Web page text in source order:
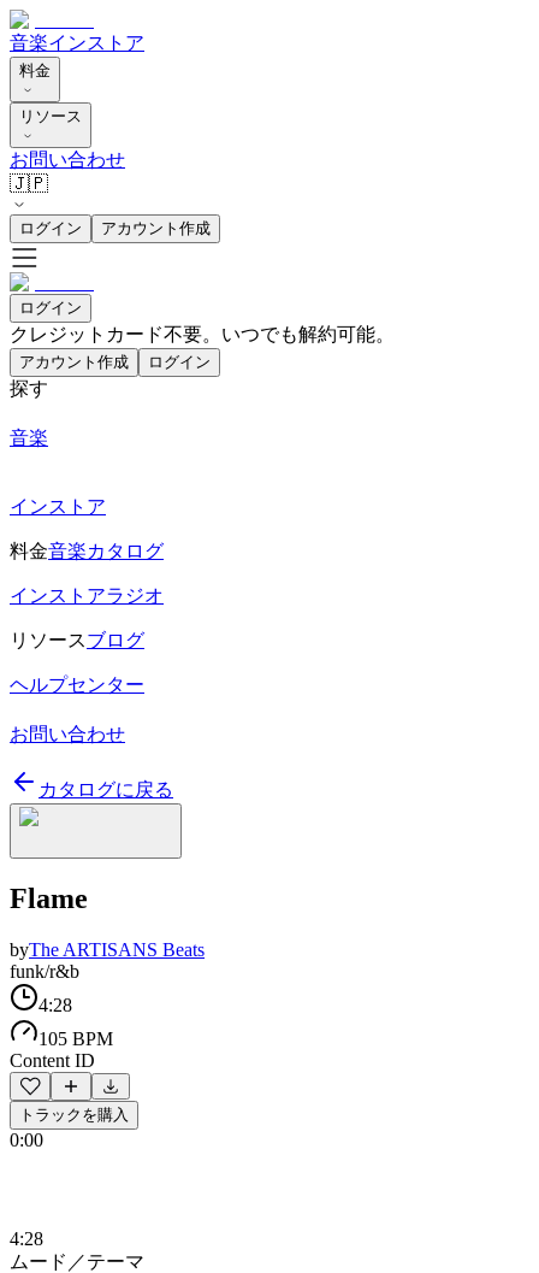
音楽インストア
料金
リソース
お問い合わせ
🇯🇵
ログイン アカウント作成
ログイン
クレジットカード不要。いつでも解約可能。
アカウント作成 ログイン
探す
音楽
インストア
料金音楽カタログ
インストアラジオ
リソースブログ
ヘルプセンター
お問い合わせ
カタログに戻る
Flame
byThe ARTISANS Beats
funk/r&b
4:28
105 BPM
Content ID
トラックを購入
0:00
4:28
ムード／テーマ